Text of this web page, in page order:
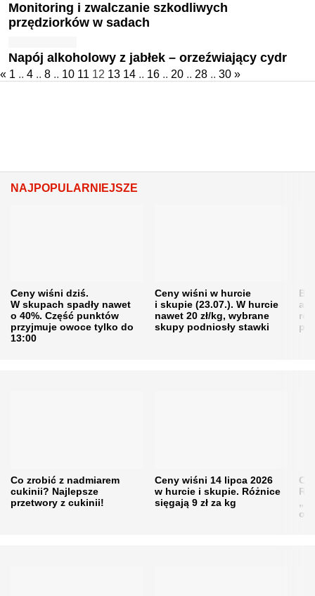
Monitoring i zwalczanie szkodliwych
przędziorków w sadach
Napój alkoholowy z jabłek – orzeźwiający cydr
« 1 .. 4 .. 8 .. 10 11 12 13 14 .. 16 .. 20 .. 28 .. 30 »
NAJPOPULARNIEJSZE
Ceny wiśni dziś.
W skupach spadły nawet
o 40%. Część punktów
przyjmuje owoce tylko do
13:00
Ceny wiśni w hurcie
i skupie (23.07.). W hurcie
nawet 20 zł/kg, wybrane
skupy podniosły stawki
Co zrobić z nadmiarem
cukinii? Najlepsze
przetwory z cukinii!
Ceny wiśni 14 lipca 2026
w hurcie i skupie. Różnice
sięgają 9 zł za kg